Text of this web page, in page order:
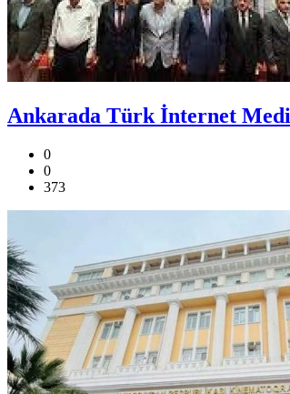
Ankarada Türk İnternet
0
0
373